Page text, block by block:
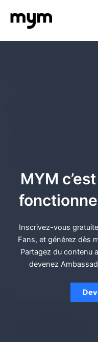
contenu
MYM
Inscrivez-vous
Fans, et générez dès
Partagez du contenu
devenez